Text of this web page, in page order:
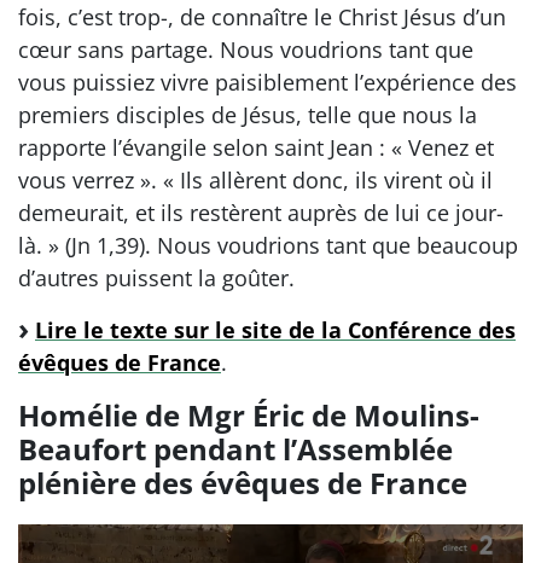
fois, c’est trop-, de connaître le Christ Jésus d’un
cœur sans partage. Nous voudrions tant que
vous puissiez vivre paisiblement l’expérience des
premiers disciples de Jésus, telle que nous la
rapporte l’évangile selon saint Jean : « Venez et
vous verrez ». « Ils allèrent donc, ils virent où il
demeurait, et ils restèrent auprès de lui ce jour-
là. » (Jn 1,39). Nous voudrions tant que beaucoup
d’autres puissent la goûter.
Lire le texte sur le site de la Conférence des
évêques de France.
Homélie de Mgr Éric de Moulins-
Beaufort pendant l’Assemblée
plénière des évêques de France